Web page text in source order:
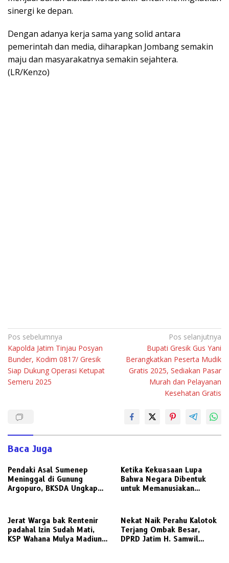
sinergi ke depan.
Dengan adanya kerja sama yang solid antara
pemerintah dan media, diharapkan Jombang semakin
maju dan masyarakatnya semakin sejahtera.
(LR/Kenzo)
Navigasi
pos
Pos sebelumnya
Kapolda Jatim Tinjau Posyan
Bunder, Kodim 0817/ Gresik
Siap Dukung Operasi Ketupat
Semeru 2025
Pos selanjutnya
Bupati Gresik Gus Yani
Berangkatkan Peserta Mudik
Gratis 2025, Sediakan Pasar
Murah dan Pelayanan
Kesehatan Gratis
Baca Juga
Pendaki Asal Sumenep
Meninggal di Gunung
Argopuro, BKSDA Ungkap
Ketika Kekuasaan Lupa
Bahwa Negara Dibentuk
untuk Memanusiakan
Jerat Warga bak Rentenir
padahal Izin Sudah Mati,
KSP Wahana Mulya Madiun
Nekat Naik Perahu Kalotok
Terjang Ombak Besar,
DPRD Jatim H. Samwil